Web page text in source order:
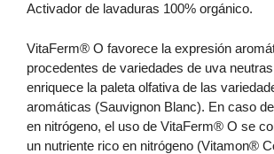
Activador de lavaduras 100% orgánico.
VitaFerm® O favorece la expresión
procedentes de variedades de uva
enriquece la paleta olfativa de las
aromáticas (Sauvignon Blanc). En caso
en nitrógeno, el uso de VitaFerm® O se
un nutriente rico en nitrógeno (Vitamon®